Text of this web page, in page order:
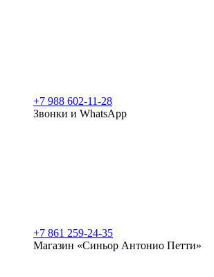
+7 988 602-11-28
Звонки и WhatsApp
+7 861 259-24-35
Магазин «Синьор Антонио Петти»